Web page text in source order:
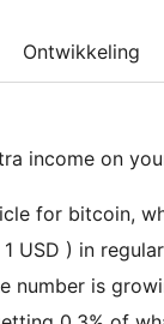
Ontwikkeling
income on
for bitcoin,
USD ) in
is